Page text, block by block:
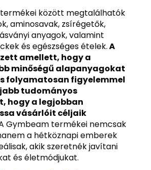
között megtalálhatók
aminosavak, zsírégetők,
anyagok, valamint
és egészséges ételek.A
amellett, hogy a
minőségű alapanyagokat
folyamatosan figyelemmel
tudományos
hogy a legjobban
vásárlóit céljaik
Gymbeam termékei nemcsak
a hétköznapi emberek
akik szeretnék javítani
és életmódjukat.